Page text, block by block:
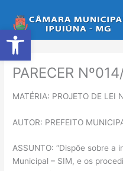
Abrir a barra de ferramentas
para
o
conteúdo
PARECER
MATÉRIA: PROJETO DE LEI
AUTOR: PREFEITO
ASSUNTO: “Dispõe sobre
Municipal – SIM, e os